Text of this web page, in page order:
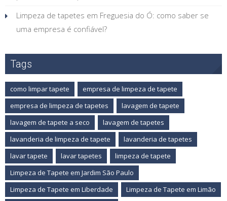
Limpeza de tapetes em Freguesia do Ó: como saber se
uma empresa é confiável?
Tags
como limpar tapete
empresa de limpeza de tapete
empresa de limpeza de tapetes
lavagem de tapete
lavagem de tapete a seco
lavagem de tapetes
lavanderia de limpeza de tapete
lavanderia de tapetes
lavar tapete
lavar tapetes
limpeza de tapete
Limpeza de Tapete em Jardim São Paulo
Limpeza de Tapete em Liberdade
Limpeza de Tapete em Limão